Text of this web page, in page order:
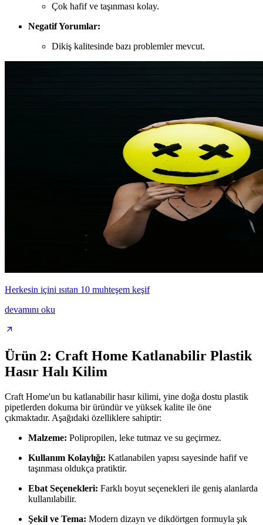
Çok hafif ve taşınması kolay.
Negatif Yorumlar:
Dikiş kalitesinde bazı problemler mevcut.
Herkesin içini ısıtan 10 muhteşem keşif
devamını oku
Ürün 2: Craft Home Katlanabilir Plastik
Hasır Halı Kilim
Craft Home'un bu katlanabilir hasır kilimi, yine doğa dostu plastik
pipetlerden dokuma bir üründür ve yüksek kalite ile öne
çıkmaktadır. Aşağıdaki özelliklere sahiptir:
Malzeme: Polipropilen, leke tutmaz ve su geçirmez.
Kullanım Kolaylığı: Katlanabilen yapısı sayesinde hafif ve
taşınması oldukça pratiktir.
Ebat Seçenekleri: Farklı boyut seçenekleri ile geniş alanlarda
kullanılabilir.
Şekil ve Tema: Modern dizayn ve dikdörtgen formuyla şık